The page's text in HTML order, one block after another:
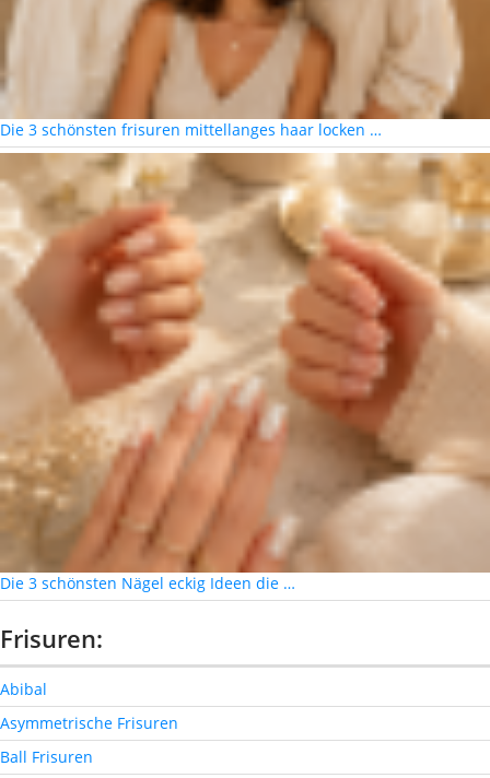
Die 3 schönsten frisuren mittellanges haar locken …
Die 3 schönsten Nägel eckig Ideen die …
Frisuren:
Abibal
Asymmetrische Frisuren
Ball Frisuren